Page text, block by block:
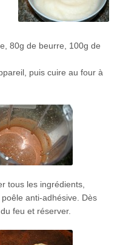
80g de beurre, 100g de
puis cuire au four à
tous les ingrédients,
anti-adhésive. Dès
feu et réserver.